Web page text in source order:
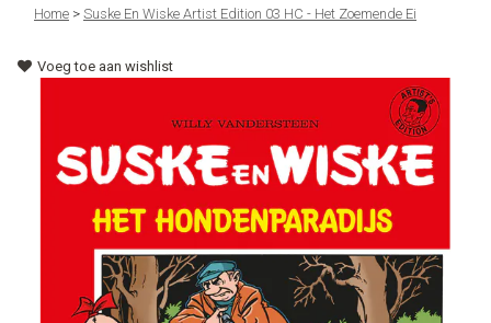
STRIPKEVER
NIEUWE RELEASES
STRIPS
GRAPHIC NOVELS
Home > Suske En Wiske Artist Edition 03 HC - Het Zoemende Ei
Voeg toe aan wishlist